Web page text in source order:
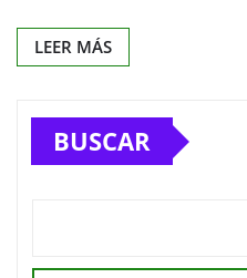
LEER MÁS
BUSCAR